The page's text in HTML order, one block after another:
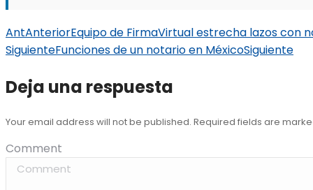
AntAnteriorEquipo de FirmaVirtual estrecha lazos con
SiguienteFunciones de un notario en MéxicoSiguiente
Deja una respuesta
Your email address will not be published. Required fields are
Comment